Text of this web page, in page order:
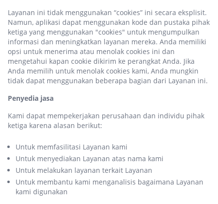
Layanan ini tidak menggunakan “cookies” ini secara eksplisit.
Namun, aplikasi dapat menggunakan kode dan pustaka pihak
ketiga yang menggunakan "cookies" untuk mengumpulkan
informasi dan meningkatkan layanan mereka. Anda memiliki
opsi untuk menerima atau menolak cookies ini dan
mengetahui kapan cookie dikirim ke perangkat Anda. Jika
Anda memilih untuk menolak cookies kami, Anda mungkin
tidak dapat menggunakan beberapa bagian dari Layanan ini.
Penyedia jasa
Kami dapat mempekerjakan perusahaan dan individu pihak
ketiga karena alasan berikut:
Untuk memfasilitasi Layanan kami
Untuk menyediakan Layanan atas nama kami
Untuk melakukan layanan terkait Layanan
Untuk membantu kami menganalisis bagaimana Layanan
kami digunakan